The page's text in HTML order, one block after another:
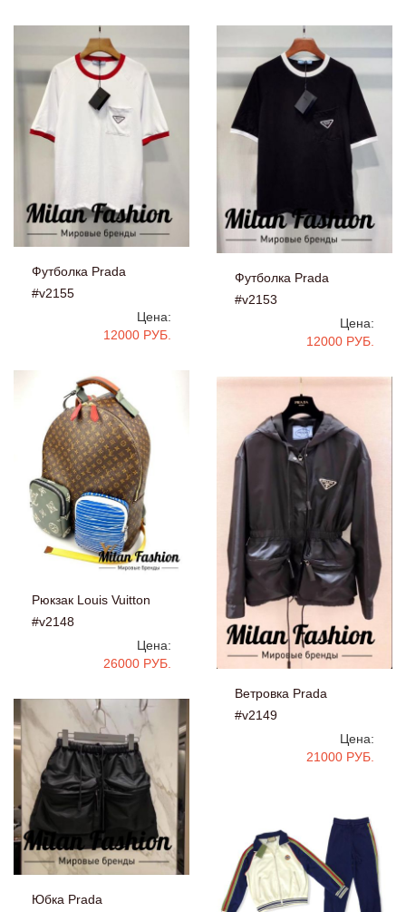
Футболка Prada
#v2155
Цена:
12000 РУБ.
Футболка Prada
#v2153
Цена:
12000 РУБ.
Рюкзак Louis Vuitton
#v2148
Цена:
26000 РУБ.
Ветровка Prada
#v2149
Цена:
21000 РУБ.
Юбка Prada